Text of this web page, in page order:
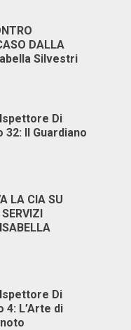
DALLA
Silvestri
Di
32: Il Guardiano
LA CIA SU
Di
4: L’Arte di